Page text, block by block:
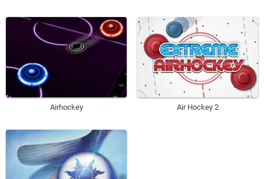
Airhockey Air Hockey 2